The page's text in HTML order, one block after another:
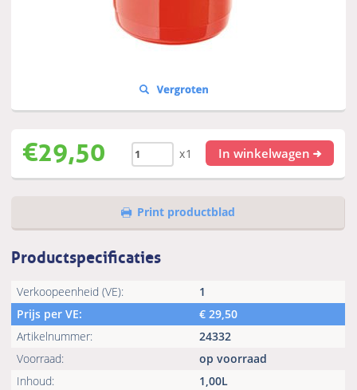
€29,50 x1 In winkelwagen
Print productblad
Productspecificaties
Verkoopeenheid (VE):
1
Prijs per VE:
€29,50
Artikelnummer:
24332
Voorraad:
op voorraad
Inhoud:
1,00L